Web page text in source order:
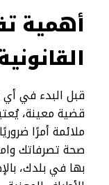
أهمية
قبل البدء في
قضية معينة،
ملائمة أمرًا
صحة تصرفاتك
بها في بلدك،